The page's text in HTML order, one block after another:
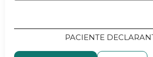
PACIENTE